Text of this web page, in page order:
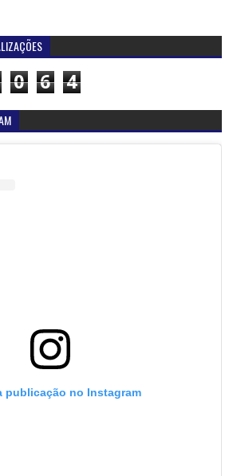
0 6 4
publicação no Instagram